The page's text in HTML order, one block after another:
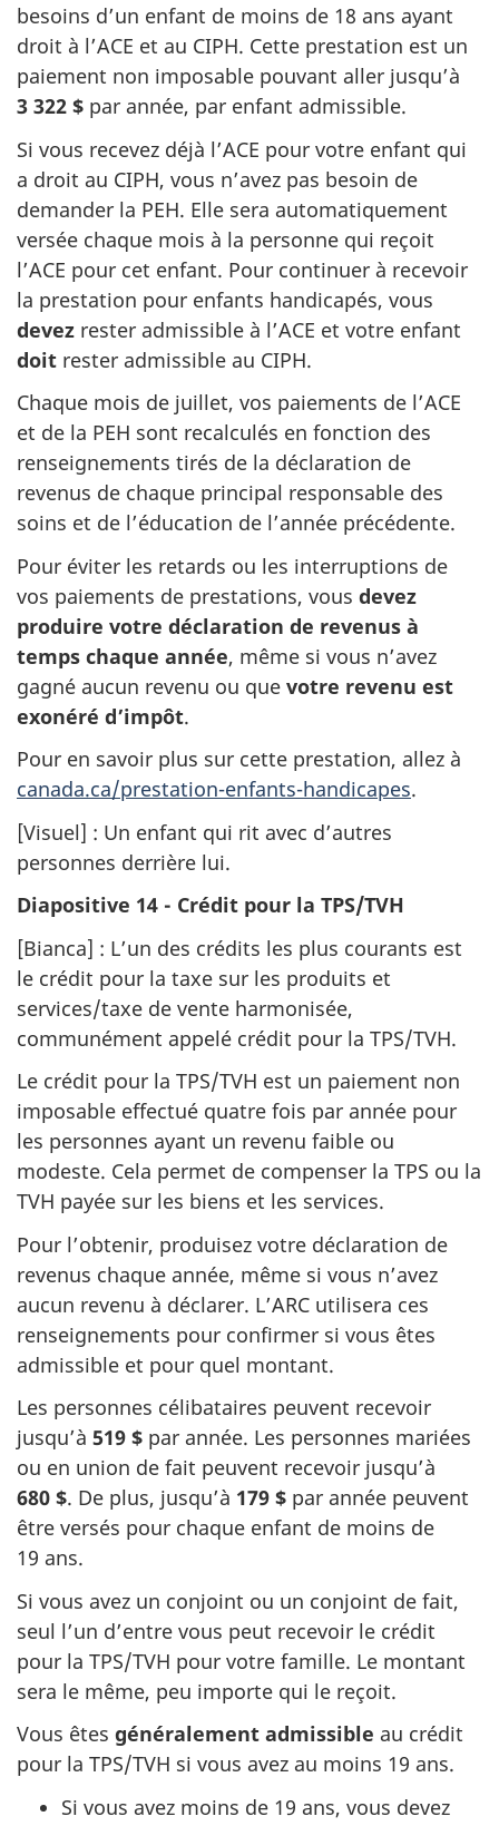
besoins d’un enfant de moins de 18 ans ayant
droit à l’ACE et au CIPH. Cette prestation est un
paiement non imposable pouvant aller jusqu’à
3 322 $ par année, par enfant admissible.
Si vous recevez déjà l’ACE pour votre enfant qui
a droit au CIPH, vous n’avez pas besoin de
demander la PEH. Elle sera automatiquement
versée chaque mois à la personne qui reçoit
l’ACE pour cet enfant. Pour continuer à recevoir
la prestation pour enfants handicapés, vous
devez rester admissible à l’ACE et votre enfant
doit rester admissible au CIPH.
Chaque mois de juillet, vos paiements de l’ACE
et de la PEH sont recalculés en fonction des
renseignements tirés de la déclaration de
revenus de chaque principal responsable des
soins et de l’éducation de l’année précédente.
Pour éviter les retards ou les interruptions de
vos paiements de prestations, vous devez
produire votre déclaration de revenus à
temps chaque année, même si vous n’avez
gagné aucun revenu ou que votre revenu est
exonéré d’impôt.
Pour en savoir plus sur cette prestation, allez à
canada.ca/prestation-enfants-handicapes.
[Visuel] : Un enfant qui rit avec d’autres
personnes derrière lui.
Diapositive 14 - Crédit pour la TPS/TVH
[Bianca] : L’un des crédits les plus courants est
le crédit pour la taxe sur les produits et
services/taxe de vente harmonisée,
communément appelé crédit pour la TPS/TVH.
Le crédit pour la TPS/TVH est un paiement non
imposable effectué quatre fois par année pour
les personnes ayant un revenu faible ou
modeste. Cela permet de compenser la TPS ou la
TVH payée sur les biens et les services.
Pour l’obtenir, produisez votre déclaration de
revenus chaque année, même si vous n’avez
aucun revenu à déclarer. L’ARC utilisera ces
renseignements pour confirmer si vous êtes
admissible et pour quel montant.
Les personnes célibataires peuvent recevoir
jusqu’à 519 $ par année. Les personnes mariées
ou en union de fait peuvent recevoir jusqu’à
680 $. De plus, jusqu’à 179 $ par année peuvent
être versés pour chaque enfant de moins de
19 ans.
Si vous avez un conjoint ou un conjoint de fait,
seul l’un d’entre vous peut recevoir le crédit
pour la TPS/TVH pour votre famille. Le montant
sera le même, peu importe qui le reçoit.
Vous êtes généralement admissible au crédit
pour la TPS/TVH si vous avez au moins 19 ans.
Si vous avez moins de 19 ans, vous devez